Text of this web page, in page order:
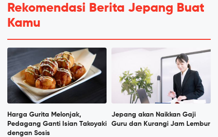
Rekomendasi Berita Jepang Buat
Kamu
Harga Gurita Melonjak,
Pedagang Ganti Isian Takoyaki
dengan Sosis
Jepang akan Naikkan Gaji
Guru dan Kurangi Jam Lembur